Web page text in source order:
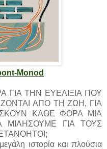
Monod
ΓΙΑ ΤΗΝ ΕΥΕΛΙΞΙΑ ΠΟΥ
ΑΠΟ ΤΗ ΖΩΗ, ΓΙΑ
ΚΑΘΕ ΦΟΡΑ ΜΙΑ
ΜΙΛΗΣΟΥΜΕ ΓΙΑ ΤΟΥΣ
ιστορία και πλούσια